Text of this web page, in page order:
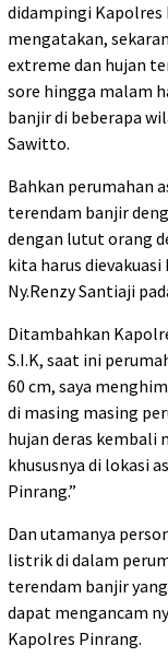
didampingi Kapolres
mengatakan,
extreme dan hujan
sore hingga malam
banjir di beberapa
Sawitto.
Bahkan perumahan
terendam banjir
dengan lutut orang
kita harus
Ny.Renzy Santiaji
Ditambahkan
S.I.K, saat ini
60 cm, saya
di masing masing
hujan deras kembali
khususnya di lokasi
Pinrang.”
Dan utamanya
listrik di dalam
terendam banjir
dapat mengancam
Kapolres Pinrang.